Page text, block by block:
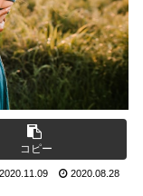
コピー
2020.11.09 2020.08.28